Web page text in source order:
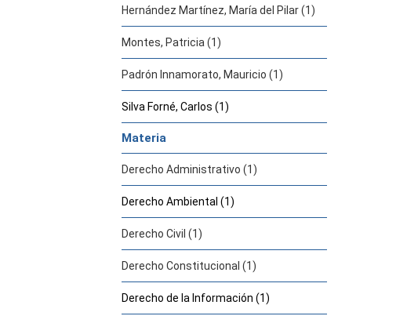
Hernández Martínez, María del Pilar (1)
Montes, Patricia (1)
Padrón Innamorato, Mauricio (1)
Silva Forné, Carlos (1)
Materia
Derecho Administrativo (1)
Derecho Ambiental (1)
Derecho Civil (1)
Derecho Constitucional (1)
Derecho de la Información (1)